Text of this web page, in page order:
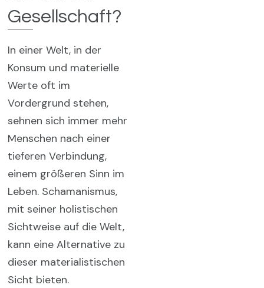
Gesellschaft?
In einer Welt, in der
Konsum und materielle
Werte oft im
Vordergrund stehen,
sehnen sich immer mehr
Menschen nach einer
tieferen Verbindung,
einem größeren Sinn im
Leben. Schamanismus,
mit seiner holistischen
Sichtweise auf die Welt,
kann eine Alternative zu
dieser materialistischen
Sicht bieten.